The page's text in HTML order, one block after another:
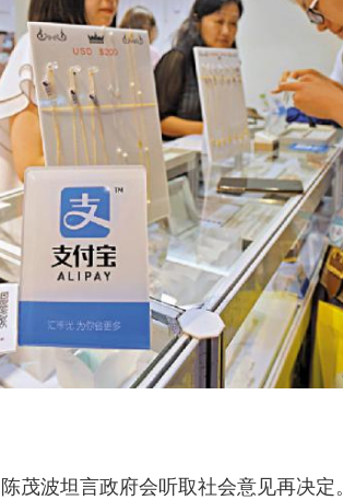
波坦言政府会听取社会意见再决定。